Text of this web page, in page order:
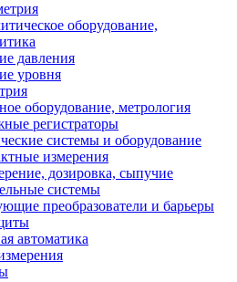
оборудование,
давления
уровня
оборудование, метрология
регистраторы
системы и оборудование
измерения
дозировка, сыпучие
системы
преобразователи и барьеры
автоматика